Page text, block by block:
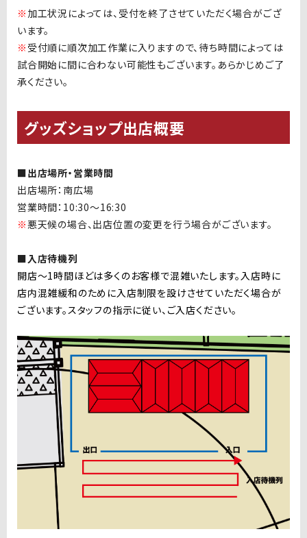
※ 加工状況によっては、受付を終了させていただく場合がござ
います。
※ 受付順に順次加工作業に入りますので、待ち時間によっては
試合開始に間に合わない可能性もございます。あらかじめご了
承ください。
グッズショップ出店概要
■出店場所・営業時間
出店場所：南広場
営業時間：10:30〜16:30
※悪天候の場合、出店位置の変更を行う場合がございます。
■入店待機列
開店〜1時間ほどは多くのお客様で混雑いたします。入店時に
店内混雑緩和のために入店制限を設けさせていただく場合が
ございます。スタッフの指示に従い、ご入店ください。